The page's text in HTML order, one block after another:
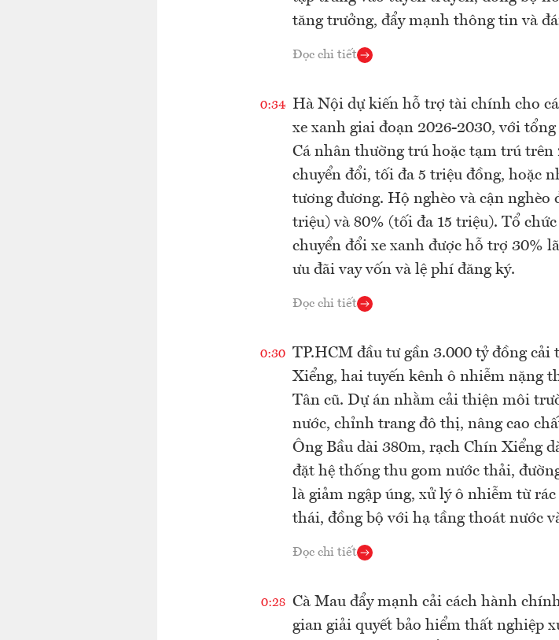
tăng trưởng, đẩy mạnh thông tin và
Đọc chi tiết
0:34
Hà Nội dự kiến hỗ trợ tài chính cho
xe xanh giai đoạn 2026-2030, với
Cá nhân thường trú hoặc tạm trú
chuyển đổi, tối đa 5 triệu đồng, hoặc
tương đương. Hộ nghèo và cận
triệu) và 80% (tối đa 15 triệu). Tổ
chuyển đổi xe xanh được hỗ trợ 30%
ưu đãi vay vốn và lệ phí đăng ký.
Đọc chi tiết
0:30 TP.HCM đầu tư gần 3.000 tỷ đồng cải
Xiểng, hai tuyến kênh ô nhiễm nặng
Tân cũ. Dự án nhằm cải thiện môi
nước, chỉnh trang đô thị, nâng cao
Ông Bầu dài 380m, rạch Chín Xiểng
đặt hệ thống thu gom nước thải,
là giảm ngập úng, xử lý ô nhiễm từ
thái, đồng bộ với hạ tầng thoát nước
Đọc chi tiết
0:28 Cà Mau đẩy mạnh cải cách hành
gian giải quyết bảo hiểm thất nghiệp